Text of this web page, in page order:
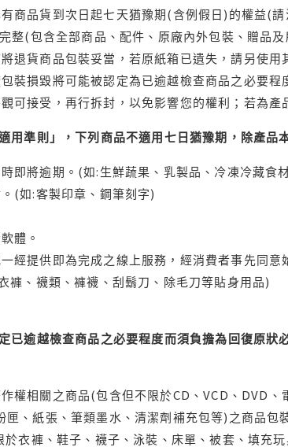
商品貨到次日起七天猶豫期(含例假日)的權益(
整(包含全部商品、配件、原廠內外包裝、贈品
退貨商品包裝妥當，若原紙箱已遺失，請另使
裝損毀將可能被認定為已逾越檢查商品之必要
可接受，再行拆封，以免影響您的權利；若為產
用準則」，下列商品不適用七日猶豫期，除產品
即將逾期。(如:生鮮蔬果、乳製品、冷凍冷藏食
(如:客製印章、鋼筆刻字)
體。
經提供即為完成之線上服務，經消費者事先同意
褲、襪類、褲襪、刮鬍刀、除毛刀等貼身用品)
已逾越檢查商品之必要程度而須負擔為回復原
權相關之商品(包含但不限於CD、VCD、DVD
、紙張、筆類墨水、清潔劑補充包等)之商品包
衣褲、鞋子、襪子、泳裝、床單、被套、填充